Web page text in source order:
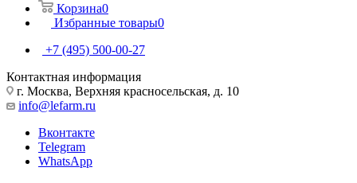
Корзина0
Избранные товары0
+7 (495) 500-00-27
Контактная информация
г. Москва, Верхняя красносельская, д. 10
info@lefarm.ru
Вконтакте
Telegram
WhatsApp